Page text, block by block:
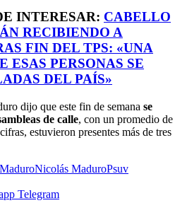
INTERESAR: CABELLO
RECIBIENDO A
FIN DEL TPS: «UNA
ESAS PERSONAS SE
DEL PAÍS»
dijo que este fin de semana se
de calle, con un promedio de
estuvieron presentes más de tres
MaduroNicolás MaduroPsuv
Telegram